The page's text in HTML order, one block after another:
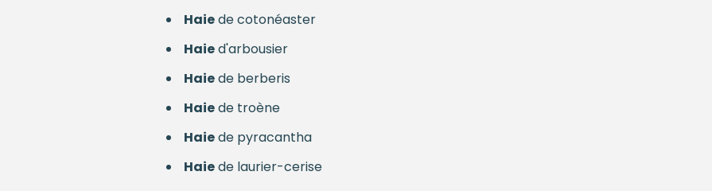
Haiede cotonéaster
Haied'arbousier
Haiede berberis
Haiede troène
Haiede pyracantha
Haiede laurier-cerise